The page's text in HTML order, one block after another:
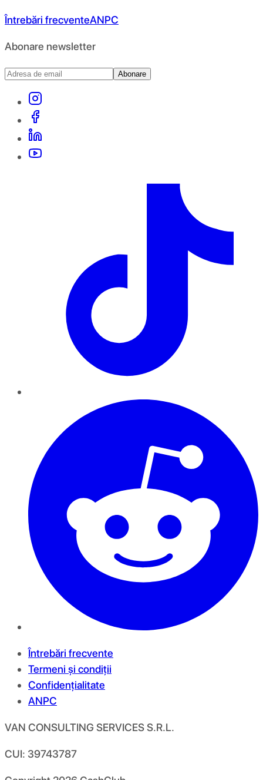
Întrebări frecventeANPC
Abonare newsletter
Abonare
Întrebări frecvente
Termeni și condiții
Confidențialitate
ANPC
VAN CONSULTING SERVICES S.R.L.
CUI: 39743787